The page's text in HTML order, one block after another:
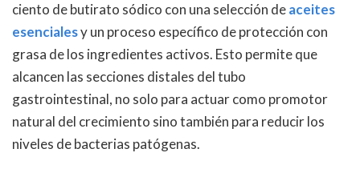
ciento de butirato sódico con una selección deaceites
esencialesy un proceso específico de protección con
grasa de los ingredientes activos. Esto permite que
alcancen las secciones distales del tubo
gastrointestinal, no solo para actuar como promotor
natural del crecimiento sino también para reducir los
niveles de bacterias patógenas.